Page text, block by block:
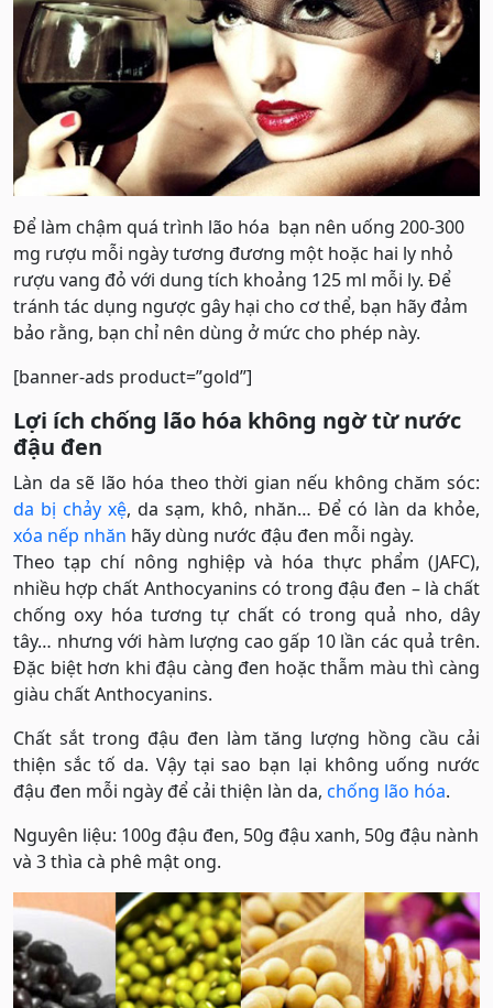
Để làm chậm quá trình lão hóa bạn nên uống 200-300
mg rượu mỗi ngày tương đương một hoặc hai ly nhỏ
rượu vang đỏ với dung tích khoảng 125 ml mỗi ly. Để
tránh tác dụng ngược gây hại cho cơ thể, bạn hãy đảm
bảo rằng, bạn chỉ nên dùng ở mức cho phép này.
[banner-ads product=”gold”]
Lợi ích chống lão hóa không ngờ từ nước
đậu đen
Làn da sẽ lão hóa theo thời gian nếu không chăm sóc:
da bị chảy xệ, da sạm, khô, nhăn… Để có làn da khỏe,
xóa nếp nhăn hãy dùng nước đậu đen mỗi ngày.
Theo tạp chí nông nghiệp và hóa thực phẩm (JAFC),
nhiều hợp chất Anthocyanins có trong đậu đen – là chất
chống oxy hóa tương tự chất có trong quả nho, dây
tây… nhưng với hàm lượng cao gấp 10 lần các quả trên.
Đặc biệt hơn khi đậu càng đen hoặc thẫm màu thì càng
giàu chất Anthocyanins.
Chất sắt trong đậu đen làm tăng lượng hồng cầu cải
thiện sắc tố da. Vậy tại sao bạn lại không uống nước
đậu đen mỗi ngày để cải thiện làn da, chống lão hóa.
Nguyên liệu: 100g đậu đen, 50g đậu xanh, 50g đậu nành
và 3 thìa cà phê mật ong.